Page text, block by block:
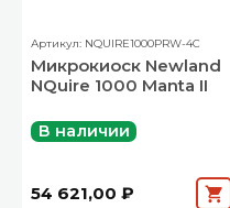
Артикул: NQUIRE1000PRW-4C
Микрокиоск Newland
NQuire 1000 Manta II
В наличии
54 621,00 ₽